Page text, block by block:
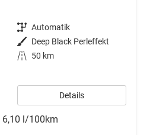
Getriebe Automatik
Außenfarbe Deep Black Perleffekt
Kilometerstand
50 km
Details
6,10 l/100km